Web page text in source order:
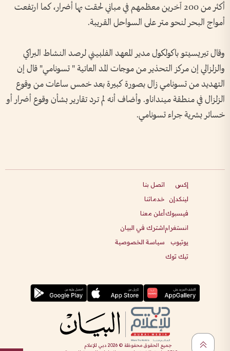
أكثر من 200 آخرين معظمهم في مباني لحقت بها أضرار، كما ارتفعت
أمواج البحر لنحو متر على السواحل القريبة.
وقال تيريسيتو باكولكول مدير المعهد الفلبيني لرصد النشاط البراكي
والزلزالي إن مركز التحذير من موجات المد العاتية " تسونامي" قال إن
التهديد من تسونامي زال بصورة كبيرة بعد خمس ساعات من وقوع
الزلزال في منطقة مينداناو. وأضاف أنه لم ترد تقارير بشأن وقوع أضرار أو
خسائر بشرية جراء تسونامي.
إكس
لينكدإن
فيسبوك
انستغرام
يوتيوب
تيك توك
اتصل بنا
خدماتنا
أعلن معنا
اشترك في البيان
سياسة الخصوصية
جميع الحقوق محفوظة ©2026 دبي للإعلام